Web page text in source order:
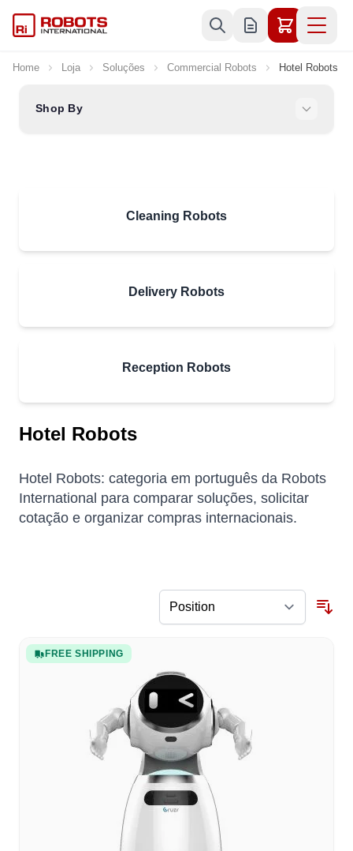
Home Loja Soluções Commercial Robots Hotel Robots
Shop By
Cleaning Robots
Delivery Robots
Reception Robots
Hotel Robots
Hotel Robots: categoria em português da Robots
International para comparar soluções, solicitar
cotação e organizar compras internacionais.
FREE SHIPPING